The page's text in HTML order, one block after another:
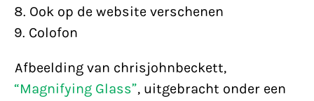
8. Ook op de website verschenen
9. Colofon
Afbeelding van chrisjohnbeckett,
“Magnifying Glass”, uitgebracht onder een